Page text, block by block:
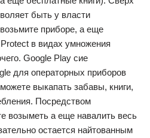
быть у власти
приборе, а еще
в видах умножения
Google Play сие
для операторных приборов
выкапать забавы, книги,
Посредством
возыметь а еще навалить весь
остается найтованным